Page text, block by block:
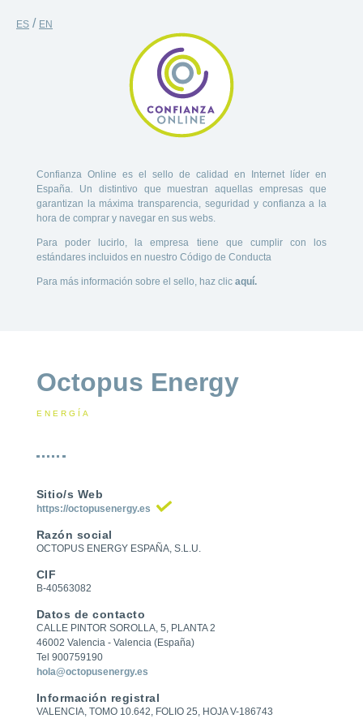
ES / EN
Confianza Online es el sello de calidad en Internet líder en
España. Un distintivo que muestran aquellas empresas que
garantizan la máxima transparencia, seguridad y confianza a la
hora de comprar y navegar en sus webs.
Para poder lucirlo, la empresa tiene que cumplir con los
estándares incluidos en nuestro Código de Conducta
Para más información sobre el sello, haz clic aquí.
Octopus Energy
ENERGÍA
Sitio/s Web
https://octopusenergy.es
Razón social
OCTOPUS ENERGY ESPAÑA, S.L.U.
CIF
B-40563082
Datos de contacto
CALLE PINTOR SOROLLA, 5, PLANTA 2
46002 Valencia - Valencia (España)
Tel 900759190
hola@octopusenergy.es
Información registral
VALENCIA, TOMO 10.642, FOLIO 25, HOJA V-186743